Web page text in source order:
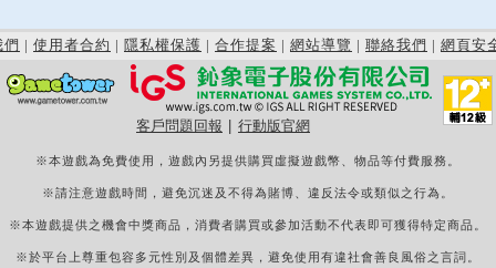
們 | 使用者合約 | 隱私權保護 | 合作提案 | 網站導覽 | 聯絡我們 | 網頁安
客戶問題回報 行動版官網
※本遊戲為免費使用，遊戲內另提供購買虛擬遊戲幣、物品等付費服務。
※請注意遊戲時間，避免沉迷及不得為賭博、違反法令或類似之行為。
※本遊戲提供之機會中獎商品，消費者購買或參加活動不代表即可獲得特定商品。
※於平台上尊重包容多元性別及個體差異，避免使用有違社會善良風俗之言詞。